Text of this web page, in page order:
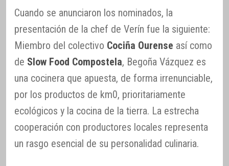
Cuando se anunciaron los nominados, la
presentación de la chef de Verín fue la siguiente:
Miembro del colectivo Cociña Ourense así como
de Slow Food Compostela, Begoña Vázquez es
una cocinera que apuesta, de forma irrenunciable,
por los productos de km0, prioritariamente
ecológicos y la cocina de la tierra. La estrecha
cooperación con productores locales representa
un rasgo esencial de su personalidad culinaria.